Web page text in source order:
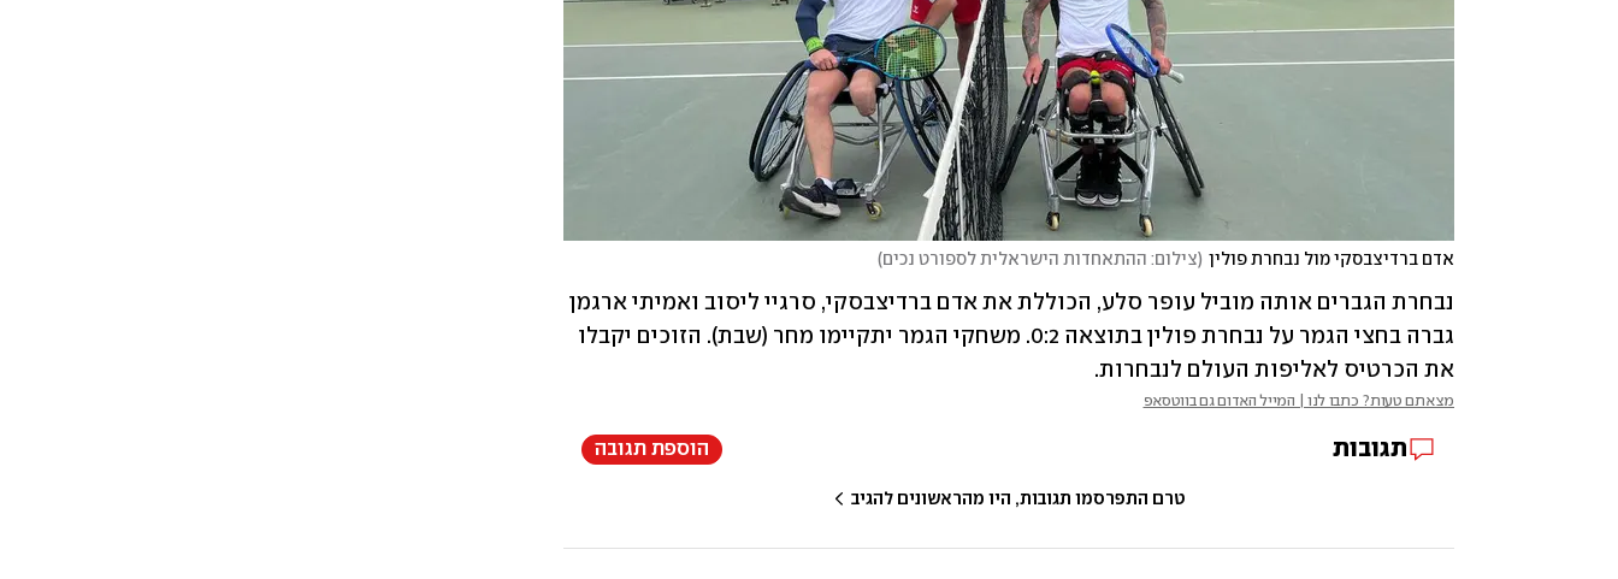
אדם ברדיצבסקי מול נבחרת פולין (צילום: ההתאחדות הישראלית לספורט נכים)
את הכרטיס לאליפות העולם לנבחרות.
מצאתם טעות? כתבו לנו | המייל האדום גם בווטסאפ
תגובות הוספת תגובה
טרם התפרסמו תגובות, היו מהראשונים להגיב